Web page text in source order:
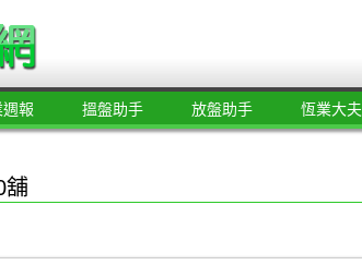
報 搵盤助手 放盤助手 恆業大夫
舖